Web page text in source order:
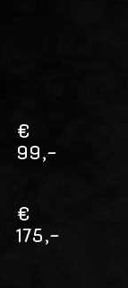
€
99,-
€
175,-